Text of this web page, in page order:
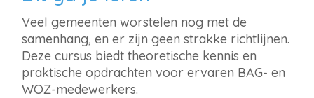
Veel gemeenten worstelen nog met de
samenhang, en er zijn geen strakke richtlijnen.
Deze cursus biedt theoretische kennis en
praktische opdrachten voor ervaren BAG- en
WOZ-medewerkers.